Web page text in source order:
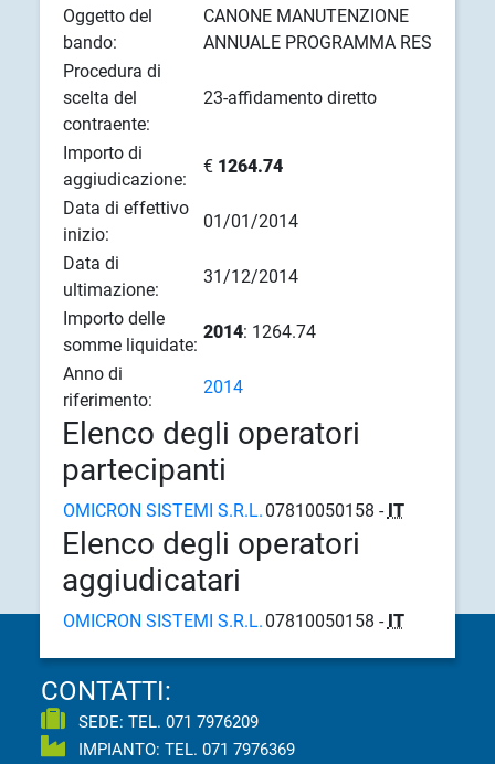
Oggetto del
bando:
CANONE MANUTENZIONE
ANNUALE PROGRAMMA RES
Procedura di
scelta del
contraente:
23-affidamento diretto
Importo di
aggiudicazione:
€ 1264.74
Data di effettivo
inizio:
01/01/2014
Data di
ultimazione:
31/12/2014
Importo delle
somme liquidate:
2014: 1264.74
Anno di
riferimento:
2014
Elenco degli operatori
partecipanti
OMICRON SISTEMI S.R.L. 07810050158 - IT
Elenco degli operatori
aggiudicatari
OMICRON SISTEMI S.R.L. 07810050158 - IT
CONTATTI:
SEDE: TEL.071 7976209
IMPIANTO: TEL.071 7976369